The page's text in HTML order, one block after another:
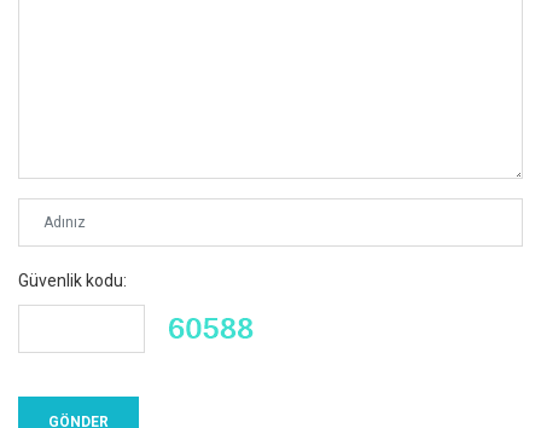
Güvenlik kodu: